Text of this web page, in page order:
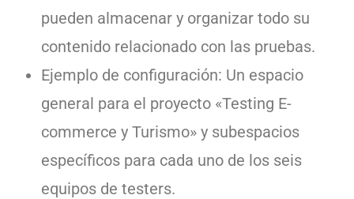
pueden almacenar y organizar todo su
contenido relacionado con las pruebas.
Ejemplo de configuración: Un espacio
general para el proyecto «Testing E-
commerce y Turismo» y subespacios
específicos para cada uno de los seis
equipos de testers.